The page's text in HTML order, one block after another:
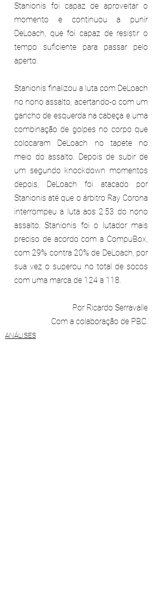
Stanionis foi capaz de aproveitar o
momento e continuou a punir
DeLoach, que foi capaz de resistir o
tempo suficiente para passar pelo
aperto.
Stanionis finalizou a luta com DeLoach
no nono assalto, acertando-o com um
gancho de esquerda na cabeça e uma
combinação de golpes no corpo que
colocaram DeLoach no tapete no
meio do assalto. Depois de subir de
um segundo knockdown momentos
depois, DeLoach foi atacado por
Stanionis até que o árbitro Ray Corona
interrompeu a luta aos 2:53 do nono
assalto. Stanionis foi o lutador mais
preciso de acordo com a CompuBox,
com 29% contra 20% de DeLoach, por
sua vez o superou no total de socos
com uma marca de 124 a 118.
Por Ricardo Serravalle
Com a colaboração de PBC.
ANÁLISES